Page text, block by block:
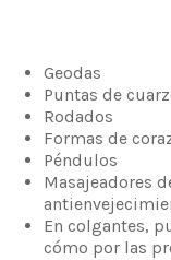
Geodas
Puntas de
Rodados
Formas de
Péndulos
Masajeadores
En colgantes,
cómo por las